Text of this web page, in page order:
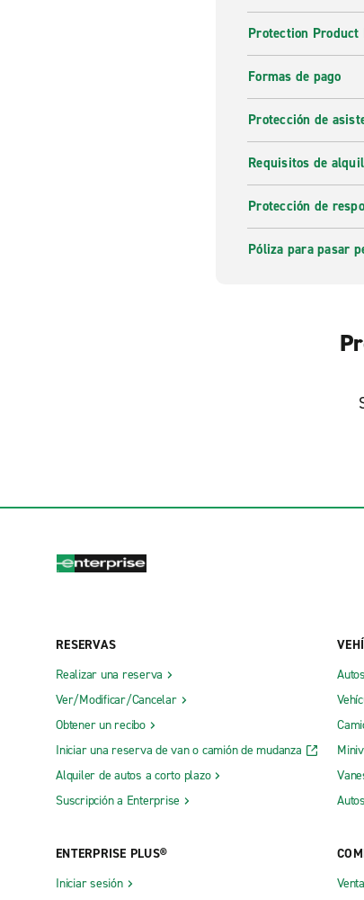
Protection Product
Formas de pago
Protección de
Requisitos de
Protección de
Póliza para pasar
RESERVAS
Realizar una reserva
Ver/Modificar/Cancelar
Obtener un recibo
Iniciar una reserva de van o camión de mudanza
Alquiler de autos a corto plazo
Suscripción a Enterprise
ENTERPRISE PLUS®
Iniciar sesión
Autos